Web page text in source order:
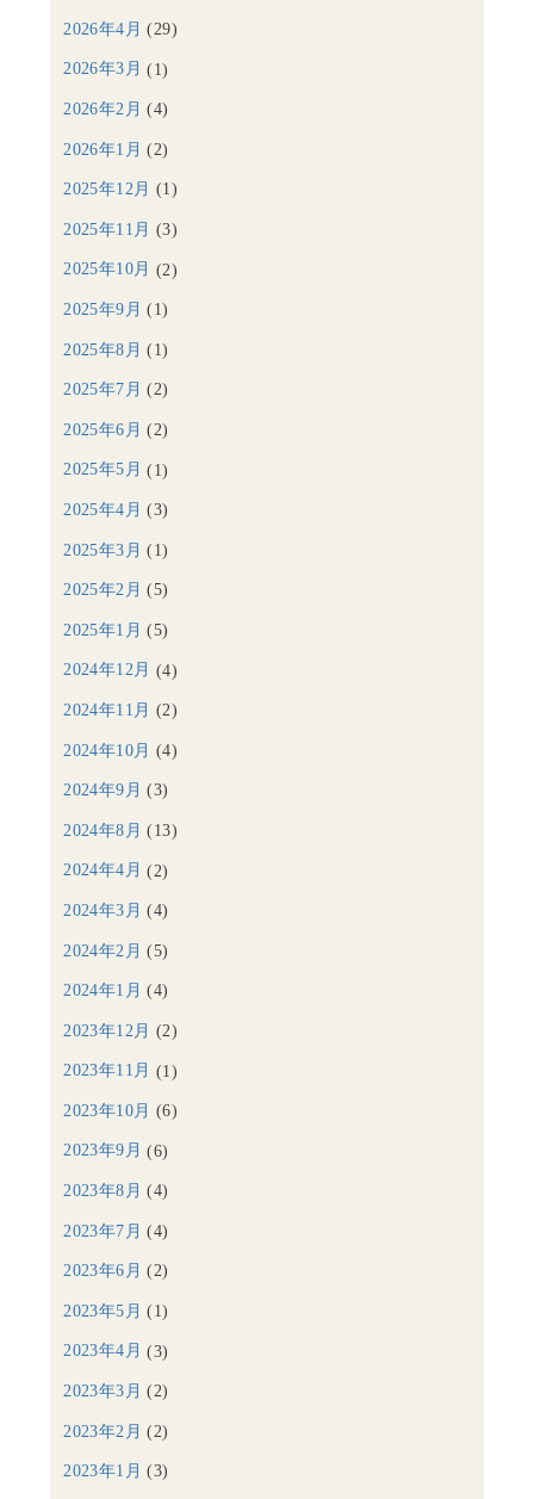
2026年4月 (29)
2026年3月 (1)
2026年2月 (4)
2026年1月 (2)
2025年12月 (1)
2025年11月 (3)
2025年10月 (2)
2025年9月 (1)
2025年8月 (1)
2025年7月 (2)
2025年6月 (2)
2025年5月 (1)
2025年4月 (3)
2025年3月 (1)
2025年2月 (5)
2025年1月 (5)
2024年12月 (4)
2024年11月 (2)
2024年10月 (4)
2024年9月 (3)
2024年8月 (13)
2024年4月 (2)
2024年3月 (4)
2024年2月 (5)
2024年1月 (4)
2023年12月 (2)
2023年11月 (1)
2023年10月 (6)
2023年9月 (6)
2023年8月 (4)
2023年7月 (4)
2023年6月 (2)
2023年5月 (1)
2023年4月 (3)
2023年3月 (2)
2023年2月 (2)
2023年1月 (3)